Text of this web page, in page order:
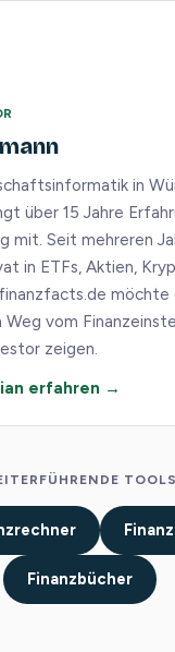
in
über 15 Jahre
mit. Seit mehreren
in ETFs, Aktien,
möchte
vom
zeigen.
erfahren →
TOOLS
Finanzbücher